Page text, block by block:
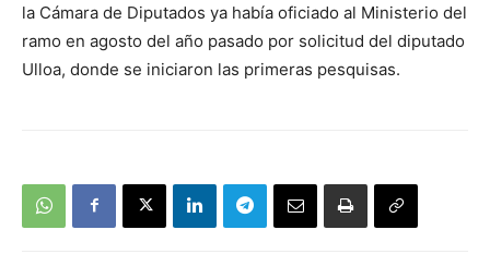
la Cámara de Diputados ya había oficiado al Ministerio del
ramo en agosto del año pasado por solicitud del diputado
Ulloa, donde se iniciaron las primeras pesquisas.